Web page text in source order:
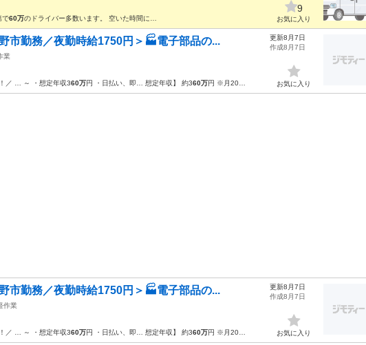
で60万のドライバー多数います。 空いた時間に…
9
お気に入り
市勤務／夜勤時給1750円＞🏭電子部品の...
業
／ … ～ ・想定年収360万円 ・日払い、即… 想定年収】 約360万円 ※月20…
更新8月7日
作成8月7日
お気に入り
市勤務／夜勤時給1750円＞🏭電子部品の...
作業
／ … ～ ・想定年収360万円 ・日払い、即… 想定年収】 約360万円 ※月20…
更新8月7日
作成8月7日
お気に入り